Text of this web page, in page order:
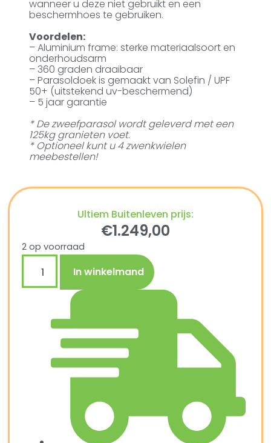
wanneer u deze niet gebruikt en een
beschermhoes te gebruiken.
Voordelen:
– Aluminium frame: sterke materiaalsoort en
onderhoudsarm
– 360 graden draaibaar
– Parasoldoek is gemaakt van Solefin / UPF
50+ (uitstekend uv-beschermend)
– 5 jaar garantie
* De zweefparasol wordt geleverd met een
125kg granieten voet.
* Optioneel kunt u 4 zwenkwielen
meebestellen!
Ultiem Buitenleven prijs:
€1.249,00
2 op voorraad
In winkelmand